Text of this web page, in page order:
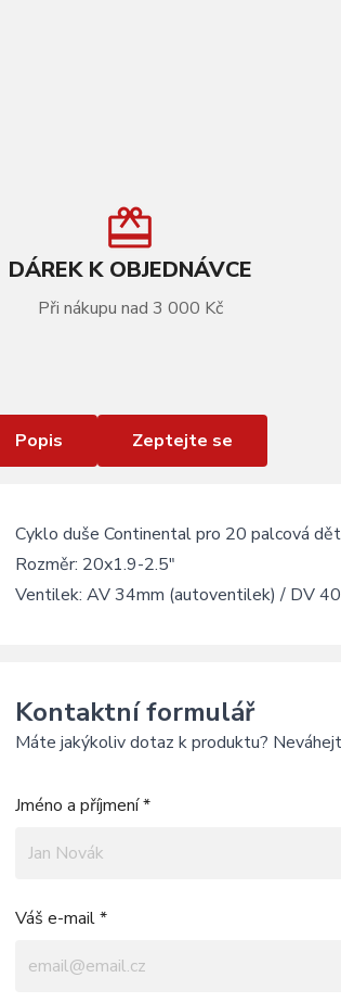
DÁREK K OBJEDNÁVCE
Při nákupu nad 3 000 Kč
Popis Zeptejte se
Cyklo duše Continental pro 20 palcová
Rozměr: 20x1.9-2.5"
Ventilek: AV 34mm (autoventilek) / DV
Kontaktní formulář
Máte jakýkoliv dotaz k produktu?
Jméno a příjmení *
Váš e-mail *